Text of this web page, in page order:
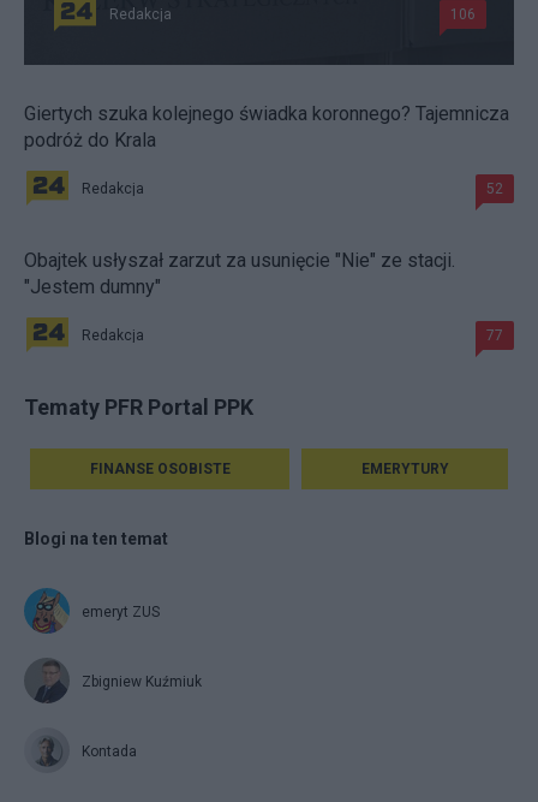
Redakcja 106
Giertych szuka kolejnego świadka koronnego? Tajemnicza
podróż do Krala
Redakcja 52
Obajtek usłyszał zarzut za usunięcie "Nie" ze stacji.
"Jestem dumny"
Redakcja 77
Tematy PFR Portal PPK
FINANSE OSOBISTE EMERYTURY
Blogi na ten temat
emeryt ZUS
Zbigniew Kuźmiuk
Kontada